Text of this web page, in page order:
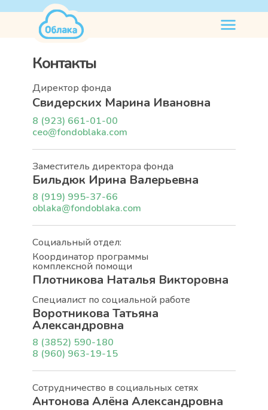
нужна
помощь
Контакты
Свидерских Марина Ивановна
ceo@fondoblaka.com
8 (923) 661-01-00
Директор фонда
Бильдюк Ирина Валерьевна
oblaka@fondoblaka.com
8 (919) 995-37-66
Специалист по социальной работе
Заместитель директора фонда
Воротникова Татьяна
Александровна
Координатор программы
комплексной помощи
Плотникова Наталья Викторовна
8 (960) 963-19-15
8 (3852) 590-180
Социальный отдел:
Антонова Алёна Александровна
Сотрудничество в социальных сетях